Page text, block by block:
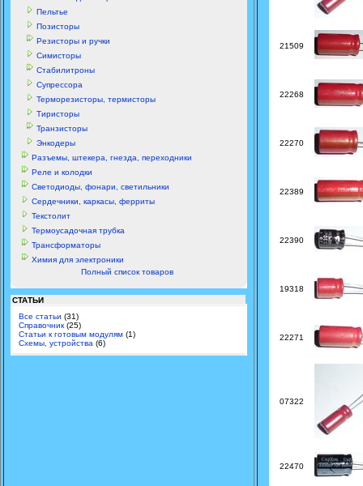
Пельтье
Позисторы
Резисторы и ручки
Симисторы
Стабилитроны
Супрессора
Терморезисторы, термисторы
Тиристоры
Транзисторы
Энкодеры
Разъемы, штекера, гнезда, переходники
Реле и колодки
Светодиоды, фонари, светильники
Сердечники, каркасы, ферриты
Текстолит
Термоусадочная трубка
Трансформаторы
Химия для электроники
Полный список товаров
СТАТЬИ
Все статьи (31)
Справочник (25)
Статьи к готовым модулям (1)
Схемы, устройства (6)
21509
22268
22270
22389
22390
19318
22271
07322
22470